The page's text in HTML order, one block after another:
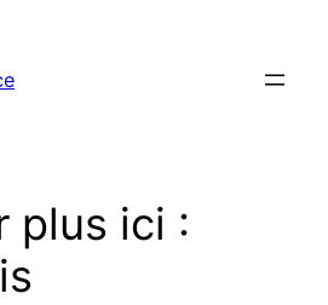
plus ici :